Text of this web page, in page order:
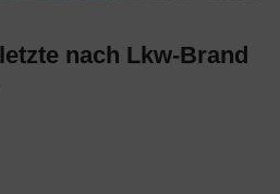
nach Lkw-Brand